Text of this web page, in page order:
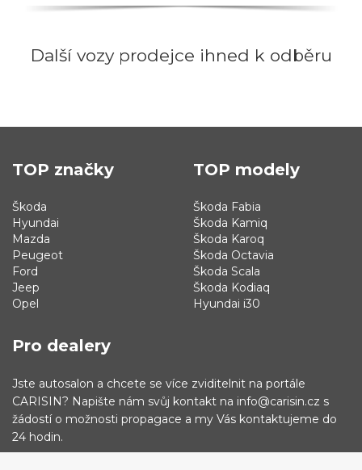
Další vozy prodejce ihned k odběru
TOP značky
Škoda
Hyundai
Mazda
Peugeot
Ford
Jeep
Opel
TOP modely
Škoda Fabia
Škoda Kamiq
Škoda Karoq
Škoda Octavia
Škoda Scala
Škoda Kodiaq
Hyundai i30
Pro dealery
Jste autosalon a chcete se více zviditelnit na portále
CARISIN? Napište nám svůj kontakt na info@carisin.cz s
žádostí o možnosti propagace a my Vás kontaktujeme do
24 hodin.